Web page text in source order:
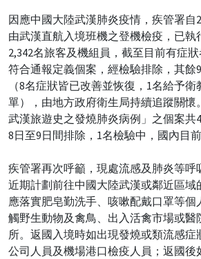
因應中國大陸武漢肺炎疫情，疾管署自
由武漢直航入境班機之登機檢疫，已執
2,342名旅客及機組員，截至目前有症
符合通報定義個案，經檢驗排除，其餘
（8名症狀皆已改善並恢復，1名給予
單），由地方政府衛生局持續追蹤關懷
武漢旅遊史之發燒肺炎病例」之個案共
8日至9日間排除，1名檢驗中，國內目
疾管署再次呼籲，現處流感及肺炎等呼
近期計劃前往中國大陸武漢或鄰近區域
應落實肥皂勤洗手、咳嗽配戴口罩等
觸野生動物及禽鳥、出入活禽市場或醫
所。返國入境時如出現發燒或類流感症
公司人員及機場港口檢疫人員；返國後